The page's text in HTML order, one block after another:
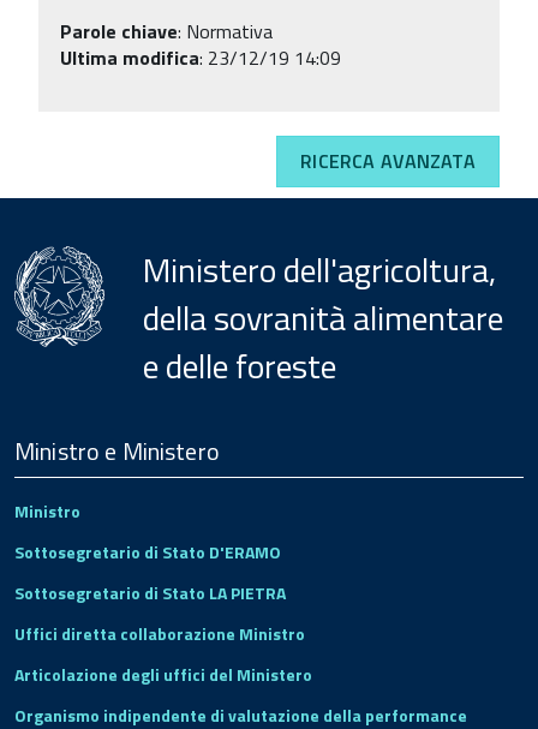
Parole chiave: Normativa
Ultima modifica: 23/12/19 14:09
RICERCA AVANZATA
Ministero dell'agricoltura,
della sovranità alimentare
e delle foreste
Footer
Ministro e Ministero
Ministro
Sottosegretario di Stato D'ERAMO
Sottosegretario di Stato LA PIETRA
Uffici diretta collaborazione Ministro
Articolazione degli uffici del Ministero
Organismo indipendente di valutazione della performance